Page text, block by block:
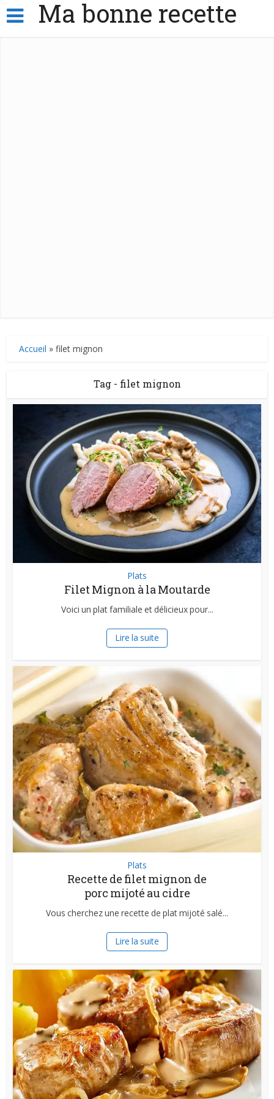
Ma bonne recette
Accueil »filet mignon
Tag - filet mignon
Plats
Filet Mignon à la Moutarde
Voici un plat familiale et délicieux pour...
Lire la suite
Plats
Recette de filet mignon de
porc mijoté au cidre
Vous cherchez une recette de plat mijoté salé...
Lire la suite